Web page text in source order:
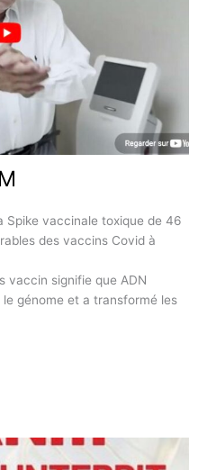
Spike vaccinale toxique de 46
des vaccins Covid à
vaccin signifie que ADN
génome et a transformé les